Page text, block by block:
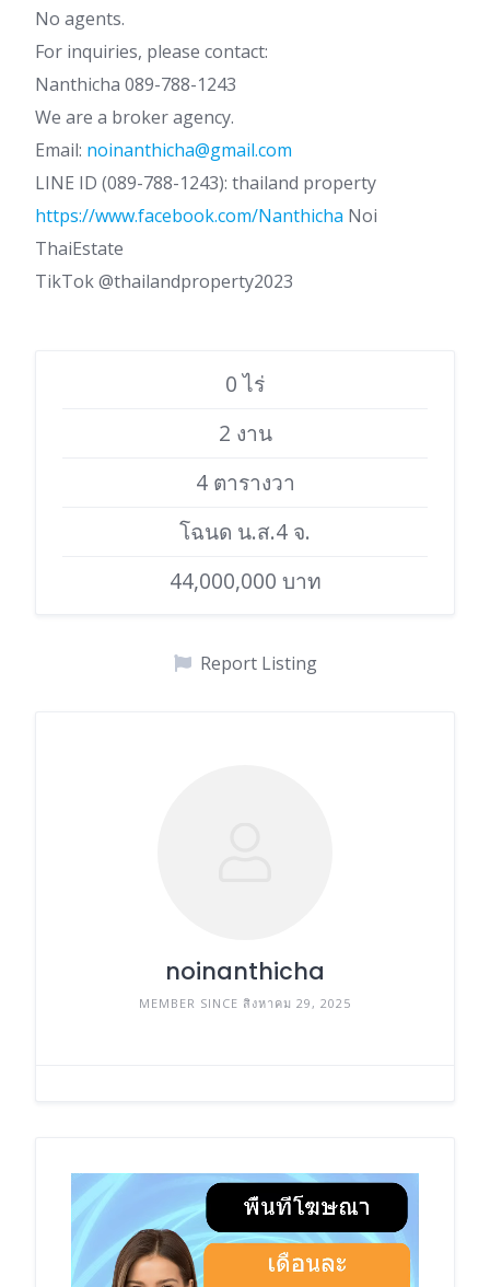
No agents.
For inquiries, please contact:
Nanthicha 089-788-1243
We are a broker agency.
Email: noinanthicha@gmail.com
LINE ID (089-788-1243): thailand property
https://www.facebook.com/Nanthicha Noi
ThaiEstate
TikTok @thailandproperty2023
0 ไร่
2 งาน
4 ตารางวา
โฉนด น.ส.4 จ.
44,000,000 บาท
Report Listing
noinanthicha
MEMBER SINCE สิงหาคม 29, 2025